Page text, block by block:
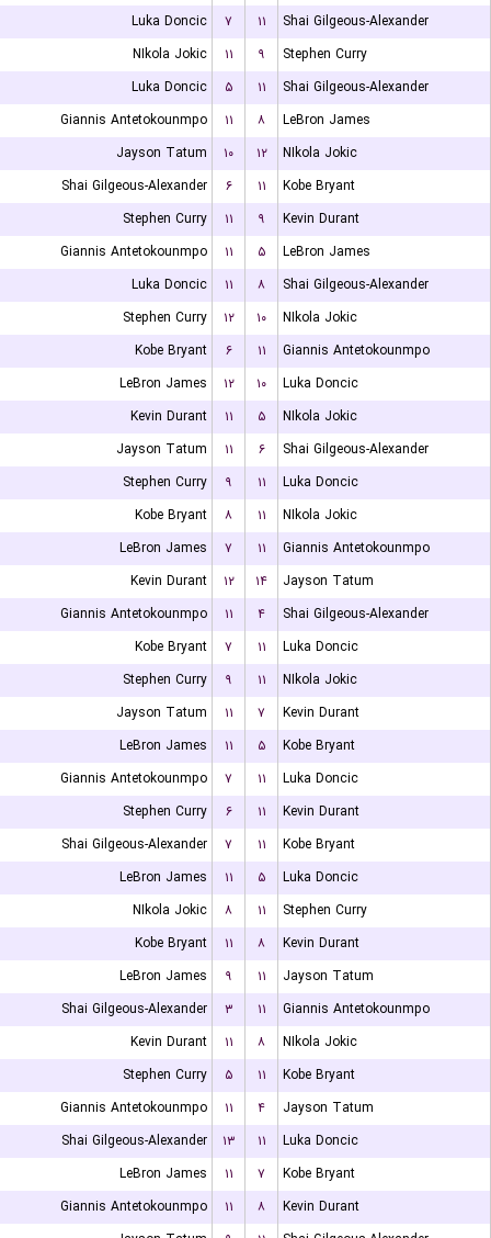
Luka Doncic
۷ ۱۱
Shai Gilgeous-Alexander
NIkola Jokic
۱۱ ۹
Stephen Curry
Luka Doncic
۵ ۱۱
Shai Gilgeous-Alexander
Giannis Antetokounmpo
۱۱ ۸
LeBron James
Jayson Tatum
۱۰ ۱۲
NIkola Jokic
Shai Gilgeous-Alexander
۶ ۱۱
Kobe Bryant
Stephen Curry
۱۱ ۹
Kevin Durant
Giannis Antetokounmpo
۱۱ ۵
LeBron James
Luka Doncic
۱۱ ۸
Shai Gilgeous-Alexander
Stephen Curry
۱۲ ۱۰
NIkola Jokic
Kobe Bryant
۶ ۱۱
Giannis Antetokounmpo
LeBron James
۱۲ ۱۰
Luka Doncic
Kevin Durant
۱۱ ۵
NIkola Jokic
Jayson Tatum
۱۱ ۶
Shai Gilgeous-Alexander
Stephen Curry
۹ ۱۱
Luka Doncic
Kobe Bryant
۸ ۱۱
NIkola Jokic
LeBron James
۷ ۱۱
Giannis Antetokounmpo
Kevin Durant
۱۲ ۱۴
Jayson Tatum
Giannis Antetokounmpo
۱۱ ۴
Shai Gilgeous-Alexander
Kobe Bryant
۷ ۱۱
Luka Doncic
Stephen Curry
۹ ۱۱
NIkola Jokic
Jayson Tatum
۱۱ ۷
Kevin Durant
LeBron James
۱۱ ۵
Kobe Bryant
Giannis Antetokounmpo
۷ ۱۱
Luka Doncic
Stephen Curry
۶ ۱۱
Kevin Durant
Shai Gilgeous-Alexander
۷ ۱۱
Kobe Bryant
LeBron James
۱۱ ۵
Luka Doncic
NIkola Jokic
۸ ۱۱
Stephen Curry
Kobe Bryant
۱۱ ۸
Kevin Durant
LeBron James
۹ ۱۱
Jayson Tatum
Shai Gilgeous-Alexander
۳ ۱۱
Giannis Antetokounmpo
Kevin Durant
۱۱ ۸
NIkola Jokic
Stephen Curry
۵ ۱۱
Kobe Bryant
Giannis Antetokounmpo
۱۱ ۴
Jayson Tatum
Shai Gilgeous-Alexander
۱۳ ۱۱
Luka Doncic
LeBron James
۱۱ ۷
Kobe Bryant
Giannis Antetokounmpo
۱۱ ۸
Kevin Durant